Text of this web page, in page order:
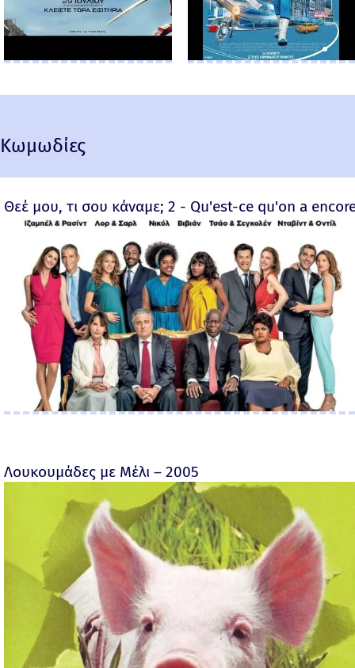
Κωμωδίες
Θεέ μου, τι σου κάναμε; 2 - Qu'est-ce qu'on a
Λουκουμάδες με Μέλι – 2005